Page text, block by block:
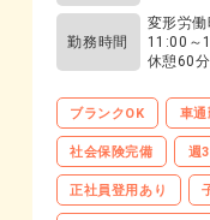
勤務時間
変形労働
11:00～
休憩60分
ブランクOK 車通
社会保険完備 週
正社員登用あり